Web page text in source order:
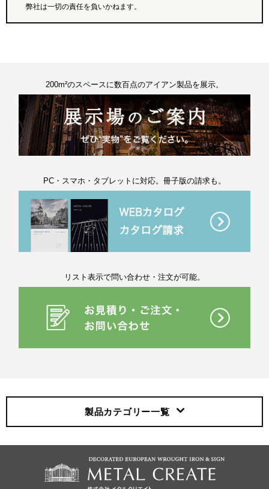
弊社は一切の責任を負いかねます。
200m²のスペースに数百点のアイアン製品を展示。
PC・スマホ・タブレットに対応。冊子版の請求も。
リスト表示で問い合わせ・注文が可能。
製品カテゴリー一覧